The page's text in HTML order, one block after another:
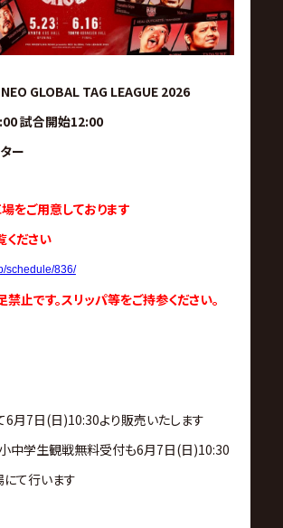
GLOBAL TAG LEAGUE 2026
試合開始12:00
ー
をご用意しております
ください
schedule/836/
止です。スリッパ等をご持参ください。
月7日(日)10:30より販売いたします
中学生観戦無料受付も6月7日(日)10:30
て行います